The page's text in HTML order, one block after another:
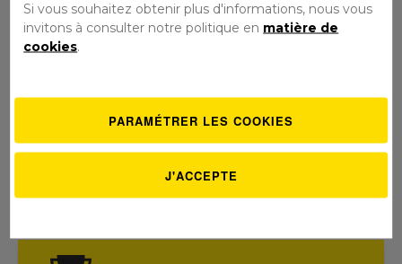
Si vous souhaitez obtenir plus d'informations, nous vous
invitons à consulter notre politique en matière de
cookies.
PARAMÉTRER LES COOKIES
J'ACCEPTE